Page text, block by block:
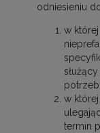
odniesieniu
w
potrzeb;
w
termin